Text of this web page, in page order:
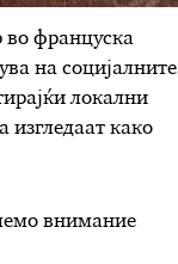
во француска
на социјалните
локални
изгледаат како
внимание